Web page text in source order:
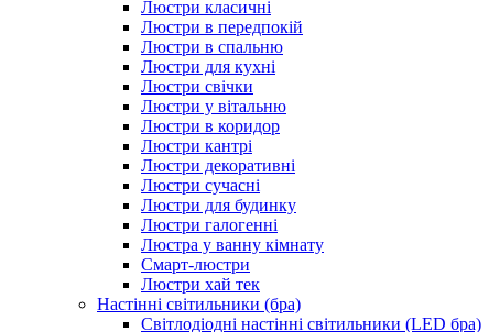
Люстри класичні
Люстри в передпокій
Люстри в спальню
Люстри для кухні
Люстри свічки
Люстри у вітальню
Люстри в коридор
Люстри кантрі
Люстри декоративні
Люстри сучасні
Люстри для будинку
Люстри галогенні
Люстра у ванну кімнату
Смарт-люстри
Люстри хай тек
Настінні світильники (бра)
Світлодіодні настінні світильники (LED бра)